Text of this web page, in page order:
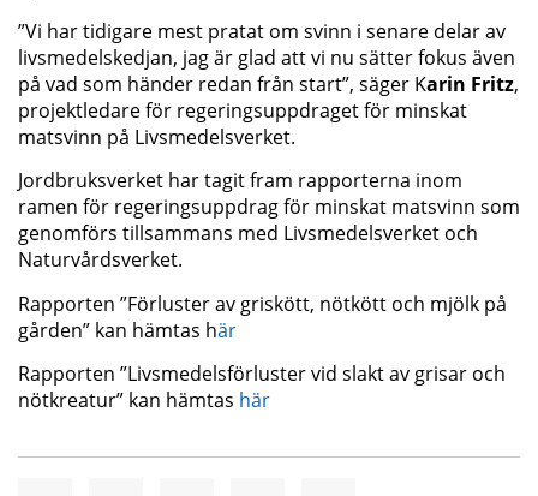
”Vi har tidigare mest pratat om svinn i senare delar av
livsmedelskedjan, jag är glad att vi nu sätter fokus även
på vad som händer redan från start”, säger Karin Fritz,
projektledare för regeringsuppdraget för minskat
matsvinn på Livsmedelsverket.
Jordbruksverket har tagit fram rapporterna inom
ramen för regeringsuppdrag för minskat matsvinn som
genomförs tillsammans med Livsmedelsverket och
Naturvårdsverket.
Rapporten ”Förluster av griskött, nötkött och mjölk på
gården” kan hämtas här
Rapporten ”Livsmedelsförluster vid slakt av grisar och
nötkreatur” kan hämtas här